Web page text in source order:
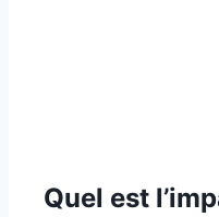
Quel est